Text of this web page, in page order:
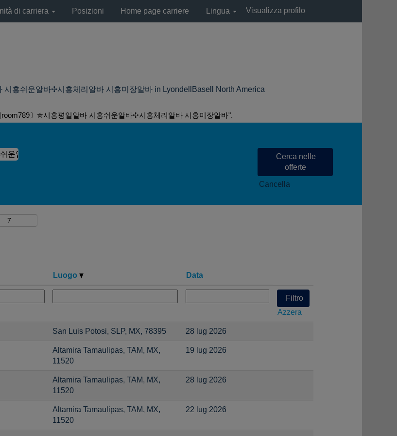
di carriera Posizioni Home page carriere Lingua Visualizza profilo
시흥쉬운알바✢시흥체리알바 시흥미장알바 in LyondellBasell North America
room789〕✮시흥평일알바 시흥쉬운알바✢시흥체리알바 시흥미장알바".
Cancella
Luogo Data
Azzera
San Luis Potosi, SLP, MX, 78395 28 lug 2026
Altamira Tamaulipas, TAM, MX,
11520
19 lug 2026
Altamira Tamaulipas, TAM, MX,
11520
28 lug 2026
Altamira Tamaulipas, TAM, MX,
11520
22 lug 2026